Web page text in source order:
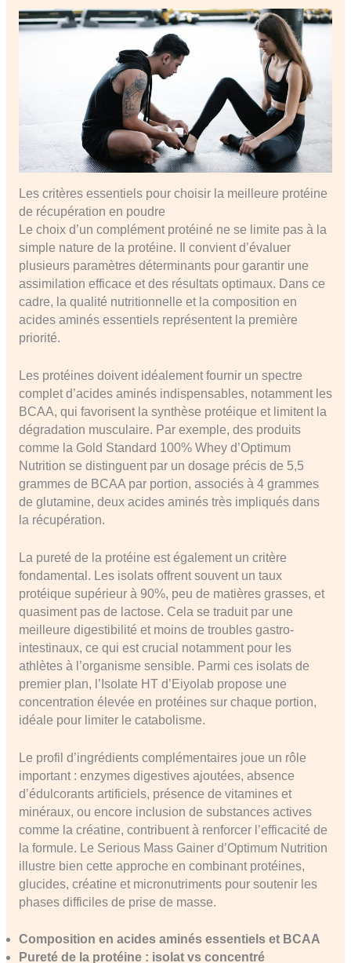
Les critères essentiels pour choisir la meilleure protéine
de récupération en poudre
Le choix d’un complément protéiné ne se limite pas à la
simple nature de la protéine. Il convient d’évaluer
plusieurs paramètres déterminants pour garantir une
assimilation efficace et des résultats optimaux. Dans ce
cadre, la qualité nutritionnelle et la composition en
acides aminés essentiels représentent la première
priorité.
Les protéines doivent idéalement fournir un spectre
complet d’acides aminés indispensables, notamment les
BCAA, qui favorisent la synthèse protéique et limitent la
dégradation musculaire. Par exemple, des produits
comme la Gold Standard 100% Whey d’Optimum
Nutrition se distinguent par un dosage précis de 5,5
grammes de BCAA par portion, associés à 4 grammes
de glutamine, deux acides aminés très impliqués dans
la récupération.
La pureté de la protéine est également un critère
fondamental. Les isolats offrent souvent un taux
protéique supérieur à 90%, peu de matières grasses, et
quasiment pas de lactose. Cela se traduit par une
meilleure digestibilité et moins de troubles gastro-
intestinaux, ce qui est crucial notamment pour les
athlètes à l’organisme sensible. Parmi ces isolats de
premier plan, l’Isolate HT d’Eiyolab propose une
concentration élevée en protéines sur chaque portion,
idéale pour limiter le catabolisme.
Le profil d’ingrédients complémentaires joue un rôle
important : enzymes digestives ajoutées, absence
d’édulcorants artificiels, présence de vitamines et
minéraux, ou encore inclusion de substances actives
comme la créatine, contribuent à renforcer l’efficacité de
la formule. Le Serious Mass Gainer d’Optimum Nutrition
illustre bien cette approche en combinant protéines,
glucides, créatine et micronutriments pour soutenir les
phases difficiles de prise de masse.
Composition en acides aminés essentiels et BCAA
Pureté de la protéine : isolat vs concentré